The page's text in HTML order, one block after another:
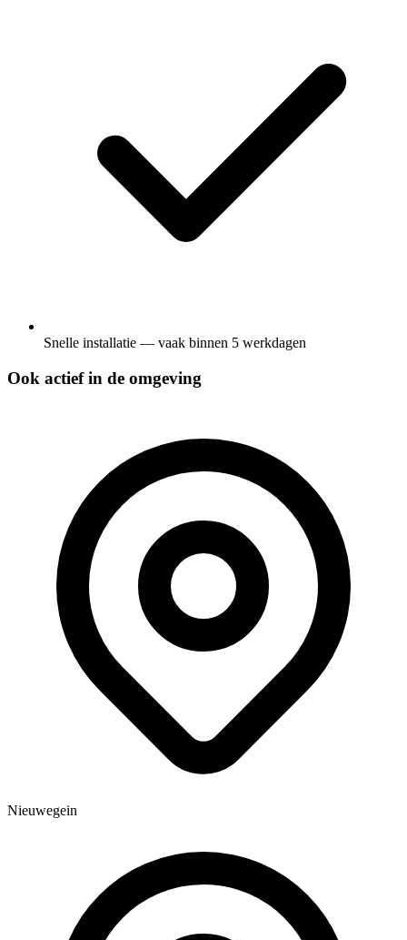
Snelle installatie — vaak binnen 5 werkdagen
Ook actief in de omgeving
Nieuwegein